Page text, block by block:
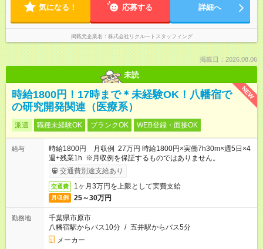
気になる！ 応募する 詳細へ
掲載元企業名 株式会社リクルートスタッフィング
掲載日：2026.08.06
未読
NEW
時給1800円！17時まで＊未経験OK！八幡宿で
の研究開発関連（医療系）
派遣 職種未経験OK ブランクOK WEB登録・面接OK
給与
時給1800円 月収例 27万円 時給1800円×実働7h30m×週5日×4
週+残業1h ※月収例を保証するものではありません。
交通費別途支給あり
交通費 1ヶ月3万円を上限として実費支給
月収例 25～30万円
勤務地
千葉県市原市
八幡宿駅からバス10分 / 五井駅からバス5分
メーカー